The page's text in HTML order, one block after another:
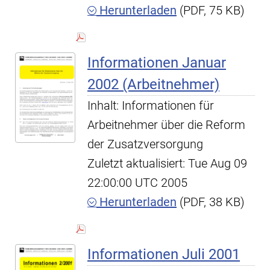
Herunterladen (PDF, 75 KB)
Informationen Januar
2002 (Arbeitnehmer)
Inhalt: Informationen für
Arbeitnehmer über die Reform
der Zusatzversorgung
Zuletzt aktualisiert: Tue Aug 09
22:00:00 UTC 2005
Herunterladen (PDF, 38 KB)
Informationen Juli 2001